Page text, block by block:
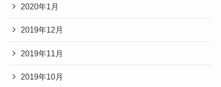
2020年1月
2019年12月
2019年11月
2019年10月